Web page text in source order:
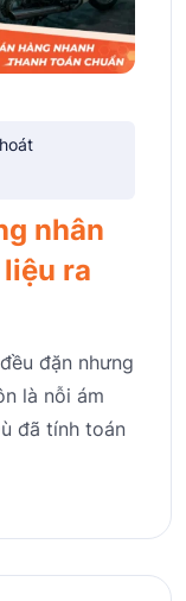
nhân
ra
đặn nhưng
là nỗi ám
đã tính toán